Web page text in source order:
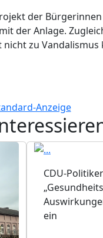
der
der Anlage.
nicht zu Vandalismus
CDU-
ein